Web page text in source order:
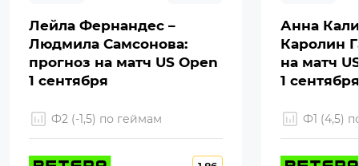
Лейла Фернандес –
Людмила Самсонова:
прогноз на матч US Open
1 сентября
Ф2 (-1,5) по геймам
Анна
Каролин
на матч
1 сентября
Ф1 (4,5)